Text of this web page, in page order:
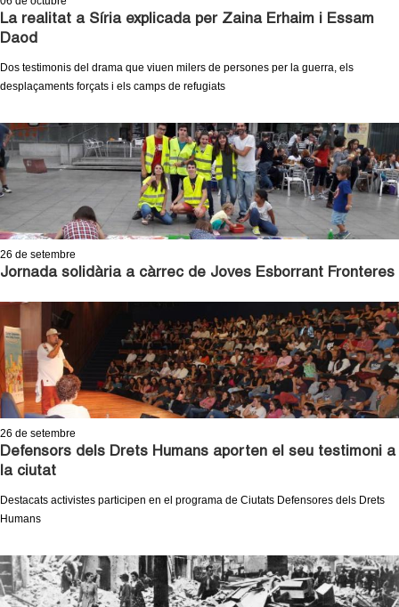
La realitat a Síria explicada per Zaina Erhaim i Essam
Daod
Dos testimonis del drama que viuen milers de persones per la guerra, els
desplaçaments forçats i els camps de refugiats
26 de setembre
Jornada solidària a càrrec de Joves Esborrant Fronteres
26 de setembre
Defensors dels Drets Humans aporten el seu testimoni a
la ciutat
Destacats activistes participen en el programa de Ciutats Defensores dels Drets
Humans